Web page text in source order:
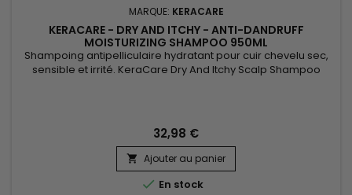
MARQUE: KERACARE
KERACARE - DRY AND ITCHY - ANTI-DANDRUFF
MOISTURIZING SHAMPOO 950ML
Shampoing antipelliculaire hydratant pour cuir chevelu sec,
sensible et irrité. KeraCare Dry And Itchy Scalp Shampoo
démangeaisons, pellicules et l'assèchement du cuir chevelu.
Infusé à...
32,98 €
 Ajouter au panier
 En stock